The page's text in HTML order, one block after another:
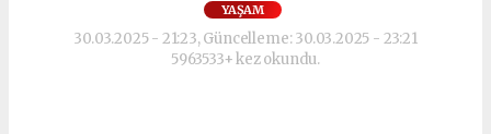
YAŞAM
30.03.2025 - 21:23, Güncelleme: 30.03.2025 - 23:21
5963533+ kez okundu.